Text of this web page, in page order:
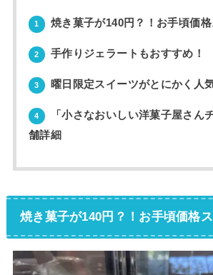
1 焼き菓子が140円？！お手頃価
2 手作りジェラートもおすすめ！
3 曜日限定スイーツがとにかく人
4
「小さなおいしい洋菓子屋さん
舗詳細
焼き菓子が140円？！お手頃価格